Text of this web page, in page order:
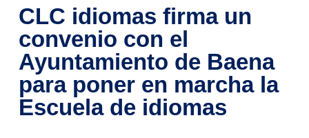
CLC idiomas firma un
convenio con el
Ayuntamiento de Baena
para poner en marcha la
Escuela de idiomas